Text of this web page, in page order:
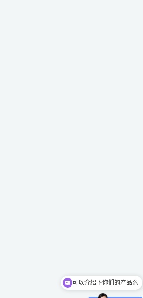
可以介绍下你们的产品么
你们是怎么收费的呢